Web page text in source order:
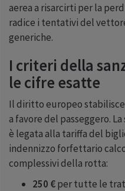
aerea a risarcirti per la
radice i tentativi del
generiche.
I criteri della
le cifre esatte
Il diritto europeo
a favore del passeggero.
è legata alla tariffa del
indennizzo forfettario
complessivi della rotta:
250 €per tutte le